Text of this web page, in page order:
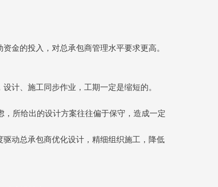
金的投入，对总承包商管理水平要求更高。
计、施工同步作业，工期一定是缩短的。
所给出的设计方案往往偏于保守，造成一定
动总承包商优化设计，精细组织施工，降低